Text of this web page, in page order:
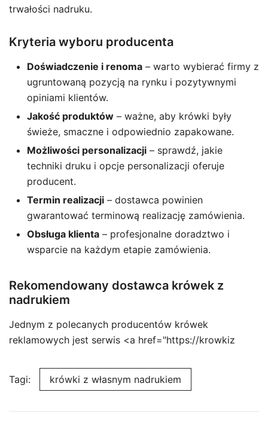
trwałości nadruku.
Kryteria wyboru producenta
Doświadczenie i renoma – warto wybierać firmy z
ugruntowaną pozycją na rynku i pozytywnymi
opiniami klientów.
Jakość produktów – ważne, aby krówki były
świeże, smaczne i odpowiednio zapakowane.
Możliwości personalizacji – sprawdź, jakie
techniki druku i opcje personalizacji oferuje
producent.
Termin realizacji – dostawca powinien
gwarantować terminową realizację zamówienia.
Obsługa klienta – profesjonalne doradztwo i
wsparcie na każdym etapie zamówienia.
Rekomendowany dostawca krówek z
nadrukiem
Jednym z polecanych producentów krówek
reklamowych jest serwis <a href="https://krowkiz
Tagi: krówki z własnym nadrukiem